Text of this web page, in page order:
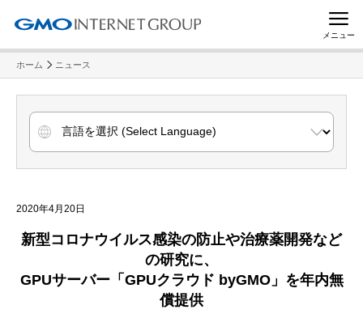
メニュー
ホーム ニュース
2020年4月20日
新型コロナウイルス感染の防止や治療薬開発など
の研究に、
GPUサーバー「GPUクラウド byGMO」を年内無
償提供